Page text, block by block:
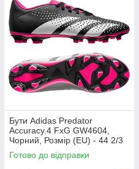
Бути Adidas Predator
Accuracy.4 FxG GW4604,
Чорний, Розмір (EU) - 44 2/3
Готово до відправки